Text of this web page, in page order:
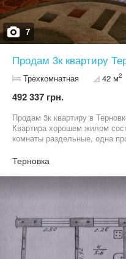
7
Продам 3к квартиру
Трехкомнатная 42 м2
492 337 грн.
Продам 3к квартиру в
Квартира хорошем жилом
комнаты раздельные, одна
Терновка